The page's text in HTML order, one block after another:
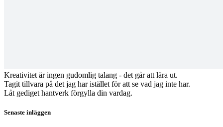
Kreativitet är ingen gudomlig talang - det går att lära ut.
Tagit tillvara på det jag har istället för att se vad jag inte har.
Låt gediget hantverk förgylla din vardag.
Senaste inläggen